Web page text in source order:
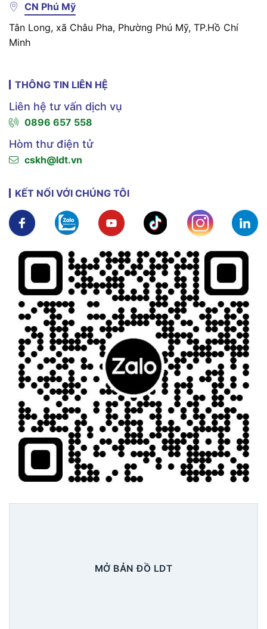
CN Phú Mỹ
Tân Long, xã Châu Pha, Phường Phú Mỹ, TP.Hồ Chí
Minh
THÔNG TIN LIÊN HỆ
Liên hệ tư vấn dịch vụ
0896 657 558
Hòm thư điện tử
cskh@ldt.vn
KẾT NỐI VỚI CHÚNG TÔI
Xem chi tiết Xem chi tiếtXem chi tiết Xem chi tiết Xem chi tiết
MỞ BẢN ĐỒ LDT